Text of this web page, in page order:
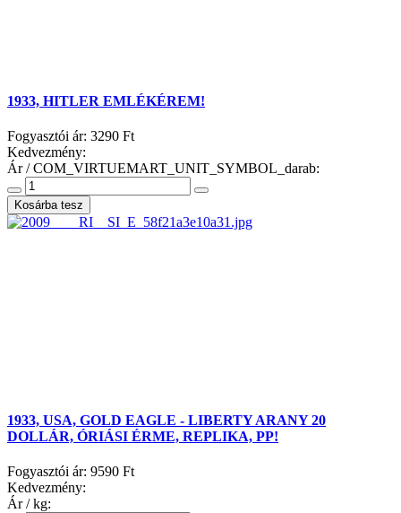
1933, HITLER EMLÉKÉREM!
Fogyasztói ár: 3290 Ft
Kedvezmény:
Ár / COM_VIRTUEMART_UNIT_SYMBOL_darab:
1933, USA, GOLD EAGLE - LIBERTY ARANY 20
DOLLÁR, ÓRIÁSI ÉRME, REPLIKA, PP!
Fogyasztói ár: 9590 Ft
Kedvezmény:
Ár / kg: